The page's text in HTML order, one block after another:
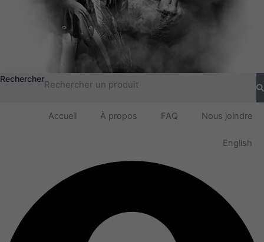
Rechercher
Accueil À propos FAQ Nous joindre
English